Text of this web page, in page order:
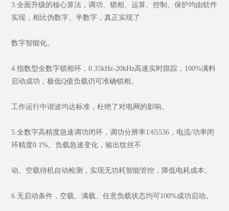
3.全面升级的核心算法，调功、锁相、运算、控制、保护均由软件
实现，相比伪数字、半数字，真正实现了
数字智能化。
4.指数型全数字锁相环，0.35kHz-20kHz高速实时跟踪，100%满料
启动成功，极低Q值负载仍可准确锁相。
工作运行中谐波均达标准，杜绝了对电网的影响。
5.全数字高精度急速调功闭环，调功分辨率1/65536，电流/功率闭
环精度0.1%。负载急速变化，输出纹丝不
动。空载待机自动检测，实现无功耗智能管控，降低电耗成本。
6.无启动条件，空载、满载、任意负载状态均可100%成功启动。